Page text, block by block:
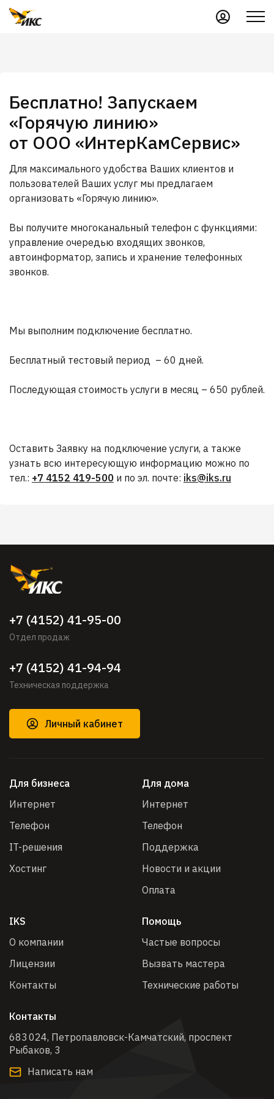
Бесплатно! Запускаем
«Горячую линию»
от ООО «ИнтерКамСервис»
Для максимального удобства Ваших клиентов и
пользователей Ваших услуг мы предлагаем
организовать «Горячую линию».
Вы получите многоканальный телефон с функциями:
управление очередью входящих звонков,
автоинформатор, запись и хранение телефонных
звонков.
Мы выполним подключение бесплатно.
Бесплатный тестовый период – 60 дней.
Последующая стоимость услуги в месяц – 650 рублей.
Оставить Заявку на подключение услуги, а также
узнать всю интересующую информацию можно по
тел.: +7 4152 419-500 и по эл. почте: iks@iks.ru
+7 (4152) 41-95-00
Отдел продаж
+7 (4152) 41-94-94
Техническая поддержка
Личный кабинет
Для бизнеса
Интернет
Телефон
IT-решения
Хостинг
Для дома
Интернет
Телефон
Поддержка
Новости и акции
Оплата
IKS
О компании
Лицензии
Контакты
Помощь
Частые вопросы
Вызвать мастера
Технические работы
Контакты
683 024, Петропавловск-Камчатский, проспект
Рыбаков, 3​
Написать нам